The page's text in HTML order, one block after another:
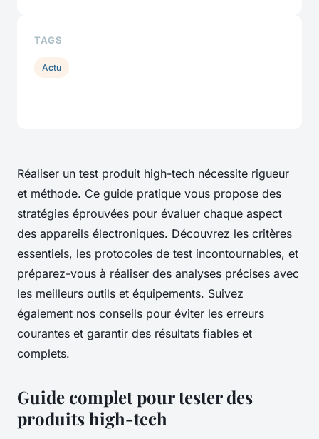
Réaliser un test produit high-tech nécessite rigueur
et méthode. Ce guide pratique vous propose des
stratégies éprouvées pour évaluer chaque aspect
des appareils électroniques. Découvrez les critères
essentiels, les protocoles de test incontournables, et
préparez-vous à réaliser des analyses précises avec
les meilleurs outils et équipements. Suivez
également nos conseils pour éviter les erreurs
courantes et garantir des résultats fiables et
complets.
Guide complet pour tester des
produits high-tech
TAGS
Actu